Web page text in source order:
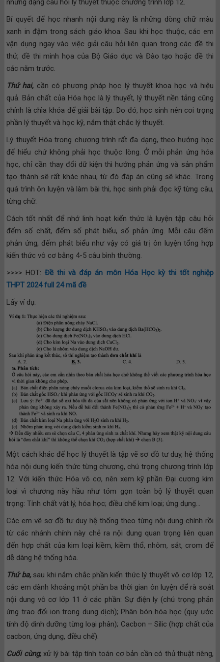
những dạng câu hỏi lý thuyết thuộc chương trình lớp 12.
Bí quyết để học nhanh nội dung này là những dòng chữ màu
xanh in đậm trong sách giáo khoa. Sau khi học thuộc, các em
vận dụng ngay vào việc giải câu hỏi liên quan trong các đề thi
thử, đề thi minh họa của Bộ Giáo dục và Đào tạo hoặc đề thi
các năm trước.
Thứ hai, cần có phương pháp học lý thuyết khoa học và hiệu
quả. Bản chất của Hóa học là lý thuyết, lý thuyết nền tảng cũng
chính là chìa khóa để giải bài tập. Do đó, học sinh nên coi trọng
phần lý thuyết và học kỹ, nắm thật chắc lý thuyết.
Lý thuyết Hóa trong chương trình rất đa dạng, theo hướng học
để hiểu chứ không phải học thuộc lòng. Ở mỗi phản ứng hóa
học, chỉ cần thay đổi dữ kiện thì hướng phản ứng và sản phẩm
tạo thành sẽ rất khác nhau, từ đó đáp án cũng sẽ khác. Trong
quá trình ôn luyện và làm bài thi, học sinh phải đọc kỹ từng câu,
từng chữ.
Cách tốt nhất để nhớ linh hoạt kiến thức là luyện tập câu hỏi
đếm số chất, đếm số phát biểu, số phản ứng. Mỗi câu đếm
phản ứng, đếm phát biểu như vậy có giá trị ôn luyện tổng hợp
kiến thức vô cơ bằng 4-5 câu bình thường.
>>>> HOT:Đề thi và đáp án môn Hóa Học kỳ thi tốt nghiệp
THPT 2024 full 24 mã đề
Lấy ví dụ:
Một cách khác để học lý thuyết là tập vẽ sơ đồ tư duy, hệ thống
hóa nội dung kiến thức từng chương, chú trọng chương trình lớp
12. Với kiến thức Hóa vô cơ, nên xem kỹ phần Đại cương kim
loại vì chương này hầu như tóm gọn toàn bộ lý thuyết quan
trọng: Tính chất vật lý, hóa học; điều chế kim loại; ứng dụng…
Các em vẽ sơ đồ tư duy hệ thống theo từng nội dung chính rồi
từ các nhánh chính này chẻ ra nội dung quan trọng liên quan
đến hợp chất của kim loại kiềm, kiềm thổ, nhôm, sắt, crom để
dễ dàng hệ thống hóa.
Thứ ba,sau khi nắm chắc phần kiến thức lý thuyết vô cơ lớp 12,
các em dành khoảng một phần ba thời gian ôn luyện để rà soát
nội dung vô cơ lớp 11 ở các phần: Sự điện ly (chú trọng phản
ứng trao đổi ion trong dung dịch); Phân bón hóa học (quy ước
tính độ dinh dưỡng từng loại phân); Cacbon – Silic (hợp chất của
cacbon, ứng dụng, điều chế).
Cuối cùng, xử lý bài tập tính toán cơ bản cần có thủ thuật riêng,